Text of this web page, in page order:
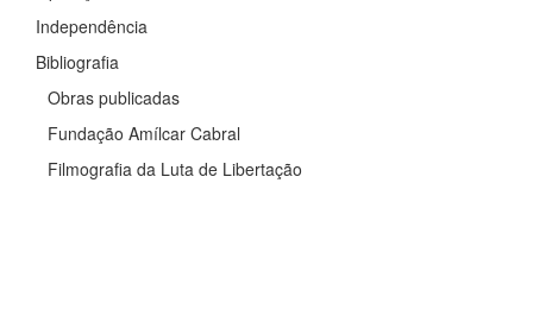
Independência
Bibliografia
Obras publicadas
Fundação Amílcar Cabral
Filmografia da Luta de Libertação